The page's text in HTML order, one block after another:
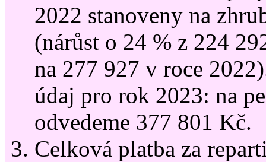
2022 stanoveny na
(nárůst o 24 % z 224
na 277 927 v roce
údaj pro rok 2023: na
odvedeme 377 801 Kč.
Celková platba za